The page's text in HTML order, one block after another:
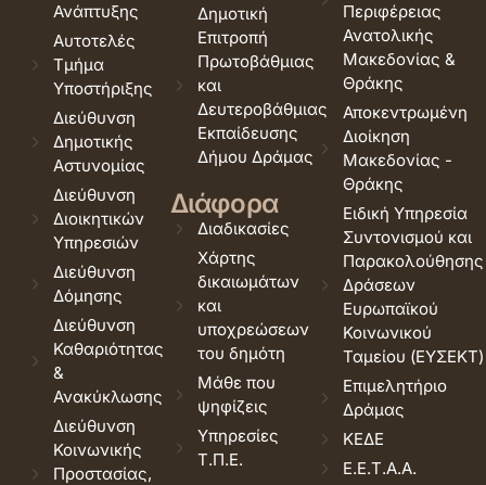
Ανάπτυξης
Αυτοτελές
Τμήμα
Υποστήριξης
Διεύθυνση
Δημοτικής
Αστυνομίας
Διεύθυνση
Διοικητικών
Υπηρεσιών
Διεύθυνση
Δόμησης
Διεύθυνση
Καθαριότητας
&
Ανακύκλωσης
Διεύθυνση
Κοινωνικής
Προστασίας,
Δημοτική
Επιτροπή
Πρωτοβάθμιας
και
Δευτεροβάθμιας
Εκπαίδευσης
Δήμου Δράμας
Διάφορα
Διαδικασίες
Χάρτης
δικαιωμάτων
και
υποχρεώσεων
του δημότη
Μάθε που
ψηφίζεις
Υπηρεσίες
Τ.Π.Ε.
Περιφέρειας
Ανατολικής
Μακεδονίας &
Θράκης
Αποκεντρωμένη
Διοίκηση
Μακεδονίας -
Θράκης
Ειδική Υπηρεσία
Συντονισμού και
Παρακολούθησης
Δράσεων
Ευρωπαϊκού
Κοινωνικού
Ταμείου (ΕΥΣΕΚΤ)
Επιμελητήριο
Δράμας
ΚΕΔΕ
Ε.Ε.Τ.Α.Α.